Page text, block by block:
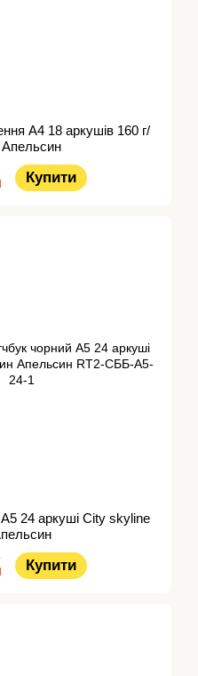
А4 18 аркушів 160 г/
Купити
24 аркуші City skyline
Купити